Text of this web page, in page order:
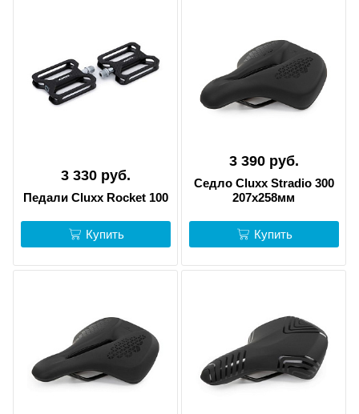
3 330 руб.
Педали Cluxx Rocket 100
Купить
3 390 руб.
Седло Cluxx Stradio 300
207х258мм
Купить